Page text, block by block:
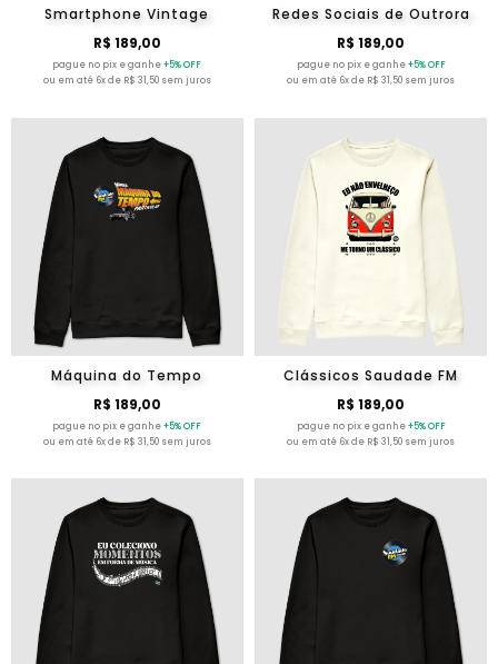
Smartphone Vintage
R$ 189,00
pague no pix e ganhe+5% OFF
ou em até 6x de R$ 31,50 sem juros
Redes Sociais de Outrora
R$ 189,00
pague no pix e ganhe+5% OFF
ou em até 6x de R$ 31,50 sem juros
Máquina do Tempo
R$ 189,00
pague no pix e ganhe+5% OFF
ou em até 6x de R$ 31,50 sem juros
Clássicos Saudade FM
R$ 189,00
pague no pix e ganhe+5% OFF
ou em até 6x de R$ 31,50 sem juros